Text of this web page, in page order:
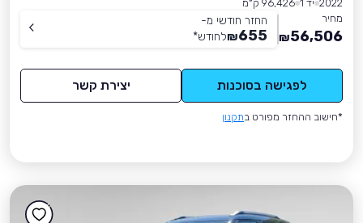
2022 יד 1
96,426 ק״מ
מחיר
56,506
₪
החזר חודשי מ-
655
₪לחודש*
לפגישה בסוכנות יצירת קשר
*חישוב ההחזר מפורט בתקנון